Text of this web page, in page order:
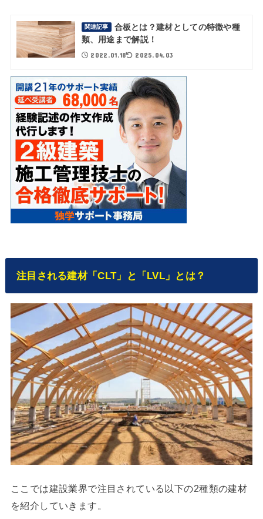
関連記事
合板とは？建材としての特徴や種
類、用途まで解説！
2022.01.18 2025.04.03
注目される建材「CLT」と「LVL」とは？
ここでは建設業界で注目されている以下の2種類の建材
を紹介していきます。